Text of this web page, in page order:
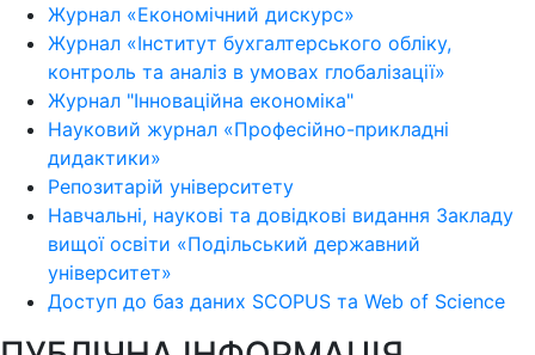
Журнал «Економічний дискурс»
Журнал «Інститут бухгалтерського обліку,
контроль та аналіз в умовах глобалізації»
Журнал "Інноваційна економіка"
Науковий журнал «Професійно-прикладні
дидактики»
Репозитарій університету
Навчальні, наукові та довідкові видання Закладу
вищої освіти «Подільський державний
університет»
Доступ до баз даних SCOPUS та Web of Science